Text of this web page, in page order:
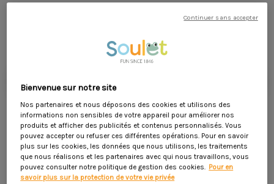
Silla de bebé rediseñada para mayor comodidad
favorite_border
Oferta válida del 01/07/2026 del 31/08/2026 dentro del límite del stock
disponible
Métodos de pago seguros
Bienvenue sur notre site
Nos partenaires et nous déposons des cookies et utilisons des
informations non sensibles de votre appareil pour améliorer nos
produits et afficher des publicités et contenus personnalisés. Vous
pouvez accepter ou refuser ces différentes opérations. Pour en savoir
plus sur les cookies, les données que nous utilisons, les traitements
que nous réalisons et les partenaires avec qui nous travaillons, vous
pouvez consulter notre politique de gestion des cookies. Pour en
savoir plus sur la protection de votre vie privée
Continuer sans accepter